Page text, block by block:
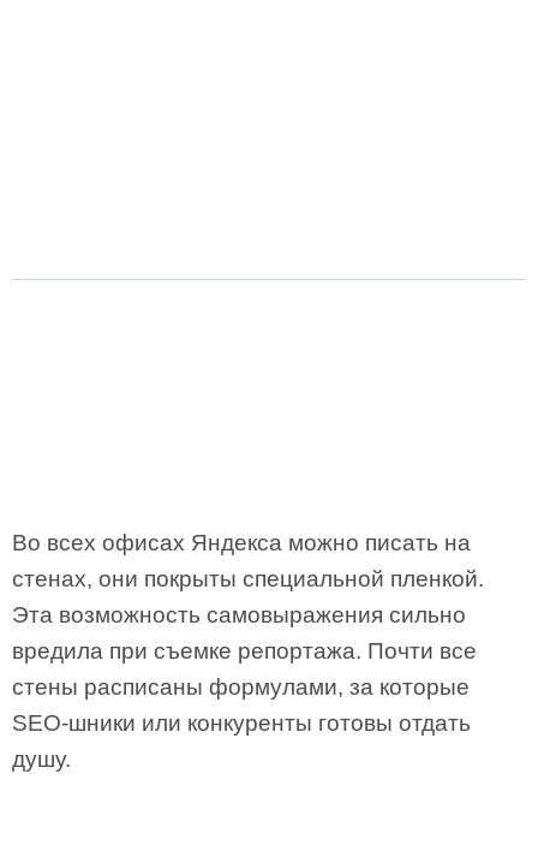
Во всех офисах Яндекса можно писать на
стенах, они покрыты специальной пленкой.
Эта возможность самовыражения сильно
вредила при съемке репортажа. Почти все
стены расписаны формулами, за которые
SEO-шники или конкуренты готовы отдать
душу.